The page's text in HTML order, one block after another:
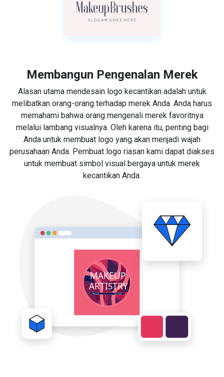
Membangun Pengenalan Merek
Alasan utama mendesain logo kecantikan adalah untuk
melibatkan orang-orang terhadap merek Anda. Anda harus
memahami bahwa orang mengenali merek favoritnya
melalui lambang visualnya. Oleh karena itu, penting bagi
Anda untuk membuat logo yang akan menjadi wajah
perusahaan Anda. Pembuat logo riasan kami dapat diakses
untuk membuat simbol visual bergaya untuk merek
kecantikan Anda.